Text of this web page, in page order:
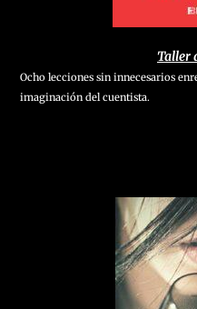
Taller
Ocho lecciones sin innecesarios
imaginación del cuentista.